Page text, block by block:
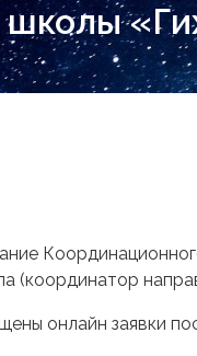
школы
(координатор
онлайн заявки